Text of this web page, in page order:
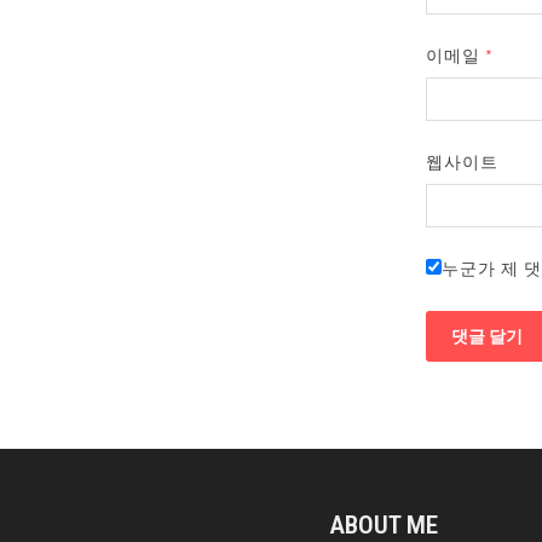
이메일 *
웹사이트
누군가 제
ABOUT ME